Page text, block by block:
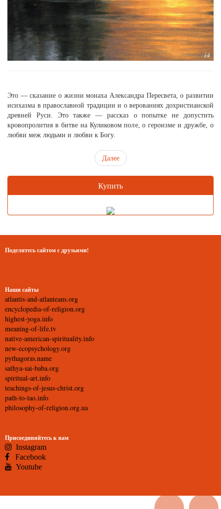
Это — сказание о жизни монаха Александра Пересвета, о развитии
исихазма в православной традиции и о верованиях дохристианской
древней Руси. Это также — рассказ о попытке не допустить
кровопролития в битве на Куликовом поле, о героизме и дружбе, о
любви меж людьми и любви к Богу.
Далее
Купить
Поделитесь сайтом с друзьями!
Наши сайты
atlantis-and-atlanteans.org
encyclopedia-of-religion.org
highest-yoga.info
meaning-of-life.tv
native-american-spirituality.info
new-ecopsychology.org
pythagoras.name
sathya-sai-baba.org
spiritual-art.info
teachings-of-jesus-christ.org
path-to-tao.info
philosophy-of-religion.org.ua
Присоединяйтесь к нам
Instagram
Facebook
Youtube